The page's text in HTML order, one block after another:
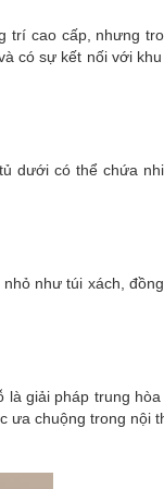
trí cao cấp, nhưng
có sự kết nối với
dưới có thể chứa
như túi xách,
giải pháp trung
ưa chuộng trong nội